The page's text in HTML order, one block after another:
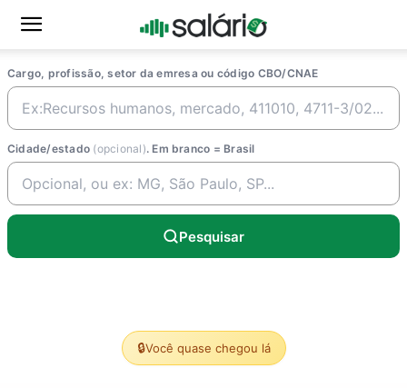
Cargo, profissão, setor da emresa ou código CBO/CNAE
Cidade/estado (opcional). Em branco = Brasil
Pesquisar
🔒Você quase chegou lá